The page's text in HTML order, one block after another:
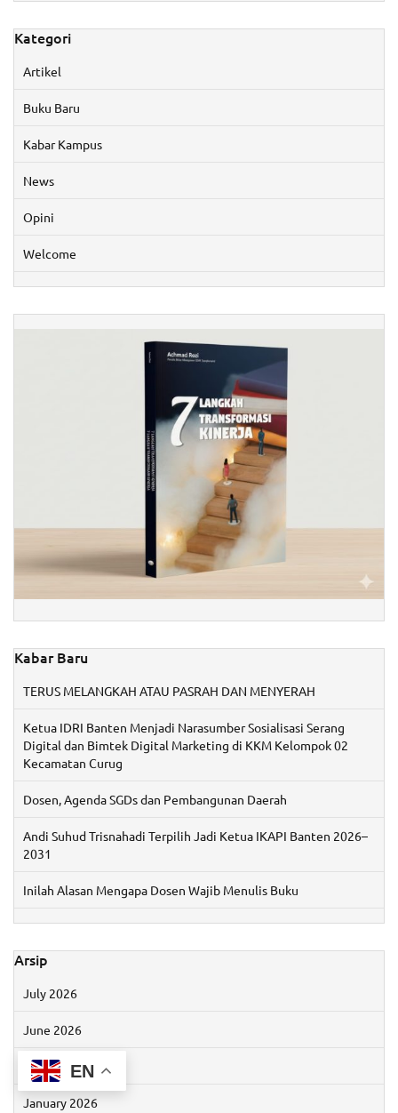
EN
Kategori
Artikel
Buku Baru
Kabar Kampus
News
Opini
Welcome
Kabar Baru
TERUS MELANGKAH ATAU PASRAH DAN MENYERAH
Ketua IDRI Banten Menjadi Narasumber Sosialisasi Serang
Digital dan Bimtek Digital Marketing di KKM Kelompok 02
Kecamatan Curug
Dosen, Agenda SGDs dan Pembangunan Daerah
Andi Suhud Trisnahadi Terpilih Jadi Ketua IKAPI Banten 2026–
2031
Inilah Alasan Mengapa Dosen Wajib Menulis Buku
Arsip
July 2026
June 2026
May 2026
January 2026